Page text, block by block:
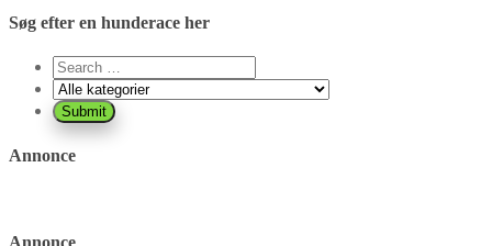
Søg efter en hunderace her
Annonce
Annonce